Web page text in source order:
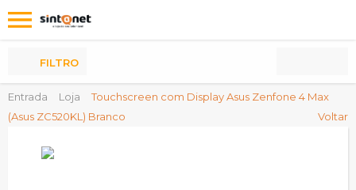
Entrada Loja
Touchscreen com Display Asus Zenfone 4 Max
(Asus ZC520KL) Branco
Voltar
FILTRO